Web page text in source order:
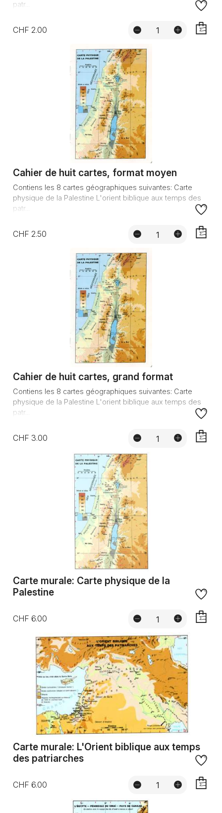
patr...
CHF 2.00
Cahier de huit cartes, format moyen
Contiens les 8 cartes géographiques suivantes: Carte
physique de la Palestine L'orient biblique aux temps des
patr...
CHF 2.50
Cahier de huit cartes, grand format
Contiens les 8 cartes géographiques suivantes: Carte
physique de la Palestine L'orient biblique aux temps des
patr...
CHF 3.00
Carte murale: Carte physique de la
Palestine
CHF 6.00
Carte murale: L'Orient biblique aux temps
des patriarches
CHF 6.00